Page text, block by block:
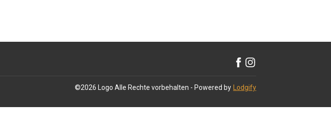
©2026 Logo Alle Rechte vorbehalten - Powered by Lodgify